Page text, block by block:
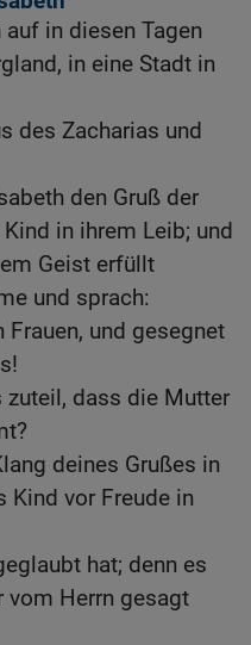
in diesen Tagen
in eine Stadt in
des Zacharias und
den Gruß der
in ihrem Leib; und
Geist erfüllt
und sprach:
und gesegnet
zuteil, dass die Mutter
deines Grußes in
Kind vor Freude in
hat; denn es
vom Herrn gesagt